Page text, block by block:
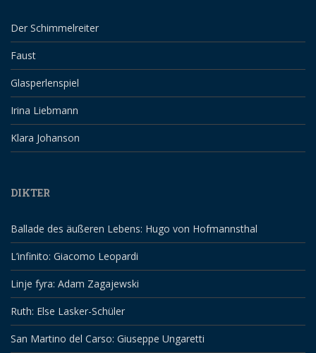
Der Schimmelreiter
Faust
Glasperlenspiel
Irina Liebmann
Klara Johanson
DIKTER
Ballade des äußeren Lebens: Hugo von Hofmannsthal
L’infinito: Giacomo Leopardi
Linje fyra: Adam Zagajewski
Ruth: Else Lasker-Schüler
San Martino del Carso: Giuseppe Ungaretti